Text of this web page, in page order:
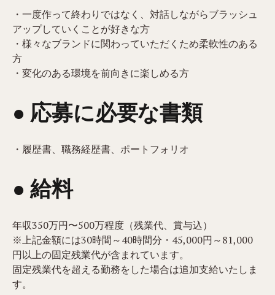
・一度作って終わりではなく、対話しながらブラッシュ
アップしていくことが好きな方
・様々なブランドに関わっていただくため柔軟性のある
方
・変化のある環境を前向きに楽しめる方
● 応募に必要な書類
・履歴書、職務経歴書、ポートフォリオ
● 給料
年収350万円〜500万程度（残業代、賞与込）
※上記金額には30時間～40時間分・45,000円～81,000
円以上の固定残業代が含まれています。
固定残業代を超える勤務をした場合は追加支給いたしま
す。